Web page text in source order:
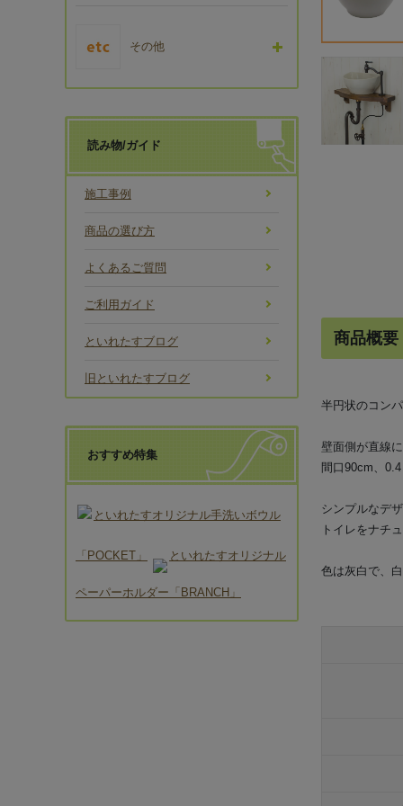
商品概要
半円状のコン
壁面側が直線
間口90cm、
シンプルなデ
トイレをナチ
色は灰白で、
その他
読み物/ガイド
施工事例
商品の選び方
よくあるご質問
ご利用ガイド
といれたすブログ
旧といれたすブログ
おすすめ特集
といれたすオリジナル手洗いボウル
「POCKET」 といれたすオリジナル
ペーパーホルダー「BRANCH」